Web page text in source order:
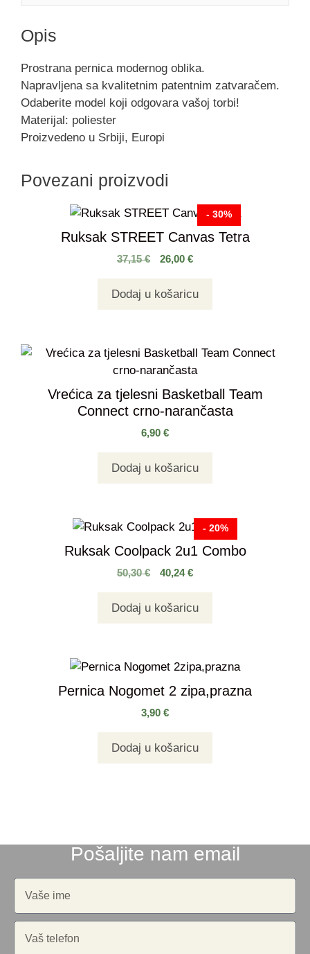
Opis
Prostrana pernica modernog oblika.
Napravljena sa kvalitetnim patentnim zatvaračem.
Odaberite model koji odgovara vašoj torbi!
Materijal: poliester
Proizvedeno u Srbiji, Europi
Povezani proizvodi
- 30%
Ruksak STREET Canvas Tetra
37,15€ 26,00 €
Dodaj u košaricu
Vrećica za tjelesni Basketball Team
Connect crno-narančasta
6,90 €
Dodaj u košaricu
- 20%
Ruksak Coolpack 2u1 Combo
50,30€ 40,24€
Dodaj u košaricu
Pernica Nogomet 2 zipa,prazna
3,90 €
Dodaj u košaricu
Pošaljite nam email